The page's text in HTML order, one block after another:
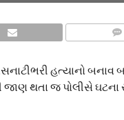
હત્યાનો બનાવ
થતા જ પોલીસે ઘટના